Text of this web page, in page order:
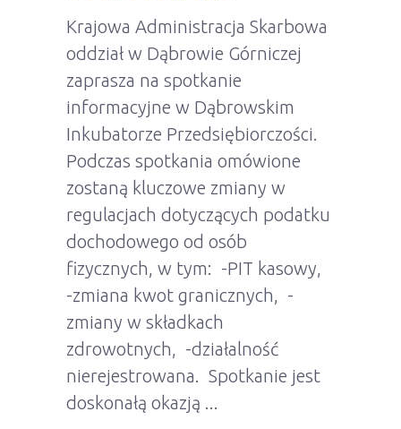
Krajowa Administracja Skarbowa
oddział w Dąbrowie Górniczej
zaprasza na spotkanie
informacyjne w Dąbrowskim
Inkubatorze Przedsiębiorczości.
Podczas spotkania omówione
zostaną kluczowe zmiany w
regulacjach dotyczących podatku
dochodowego od osób
fizycznych, w tym: -PIT kasowy,
-zmiana kwot granicznych, -
zmiany w składkach
zdrowotnych, -działalność
nierejestrowana. Spotkanie jest
doskonałą okazją